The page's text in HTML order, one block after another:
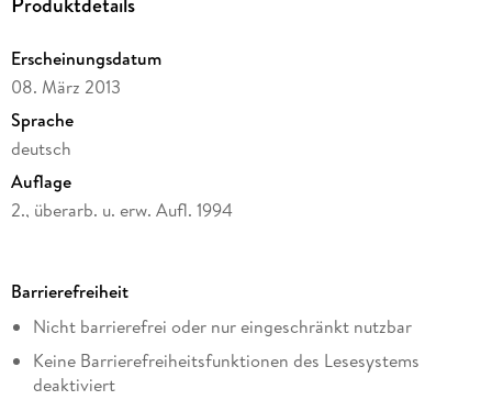
Erscheinungsdatum
08. März 2013
Sprache
deutsch
Auflage
2., überarb. u. erw. Aufl. 1994
Dateigröße
54,39 MB
Reihe
Life Science and Basic Disciplines (German Language)
Barrierefreiheit
Nicht barrierefrei oder nur eingeschränkt nutzbar
Keine Barrierefreiheitsfunktionen des Lesesystems
deaktiviert